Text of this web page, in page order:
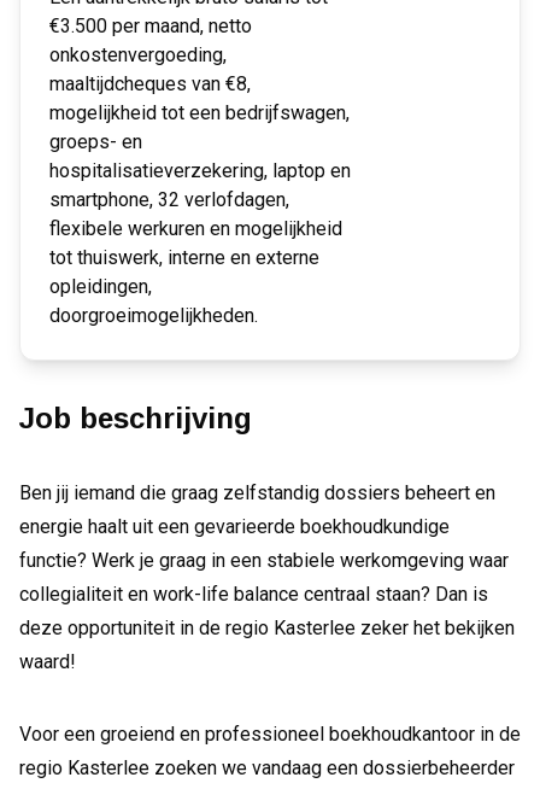
€3.500 per maand, netto
onkostenvergoeding,
maaltijdcheques van €8,
mogelijkheid tot een bedrijfswagen,
groeps- en
hospitalisatieverzekering, laptop en
smartphone, 32 verlofdagen,
flexibele werkuren en mogelijkheid
tot thuiswerk, interne en externe
opleidingen,
doorgroeimogelijkheden.
Job beschrijving
Ben jij iemand die graag zelfstandig dossiers beheert en
energie haalt uit een gevarieerde boekhoudkundige
functie? Werk je graag in een stabiele werkomgeving waar
collegialiteit en work-life balance centraal staan? Dan is
deze opportuniteit in de regio Kasterlee zeker het bekijken
waard!
Voor een groeiend en professioneel boekhoudkantoor in de
regio Kasterlee zoeken we vandaag een dossierbeheerder